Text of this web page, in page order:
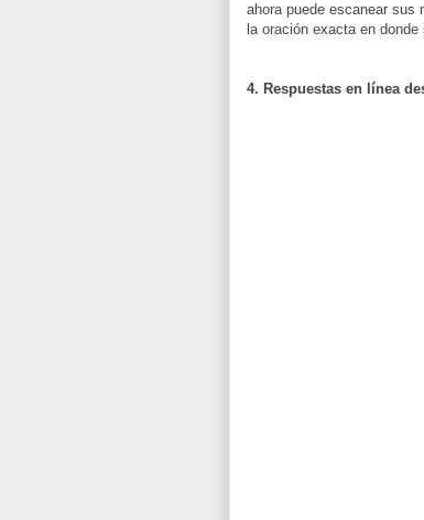
ahora puede escanear
la oración exacta en
4. Respuestas en línea